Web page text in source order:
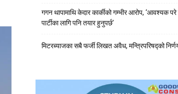
गगन थापामाथि केदार कार्कीको गम्भीर आरोप, ‘आवश्यक परे
पार्टीका लागि पनि तयार हुनुपर्छ’
मिटरब्याजका सबै फर्जी लिखत अवैध, मन्त्रिपरिषद्को